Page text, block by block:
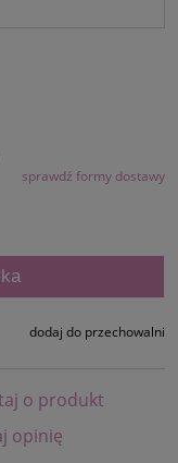
sprawdź formy dostawy
dodaj do przechowalni
o produkt
opinię